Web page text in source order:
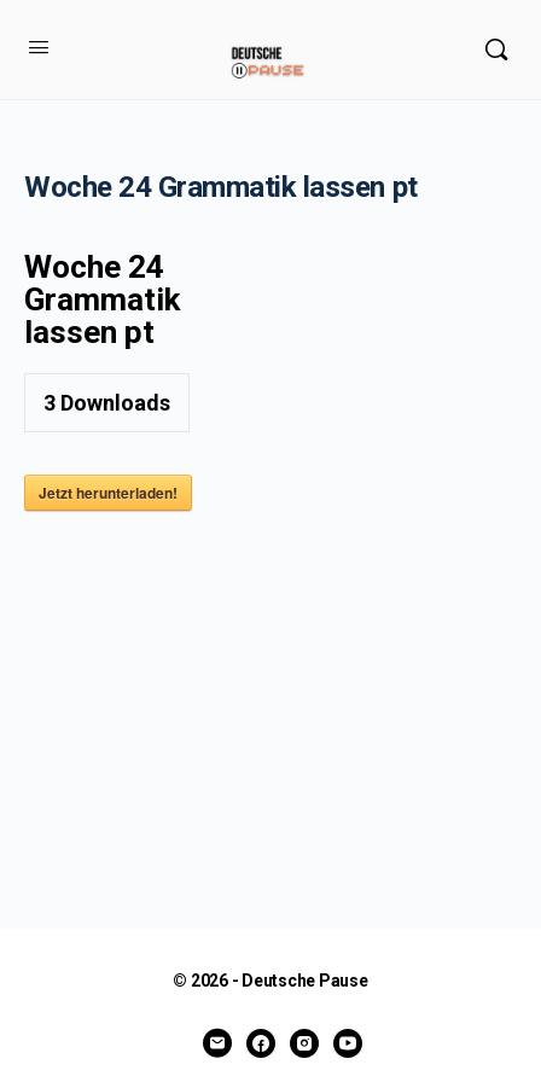
Woche 24 Grammatik lassen pt
Woche 24
Grammatik
lassen pt
3 Downloads
Jetzt herunterladen!
© 2026 - Deutsche Pause